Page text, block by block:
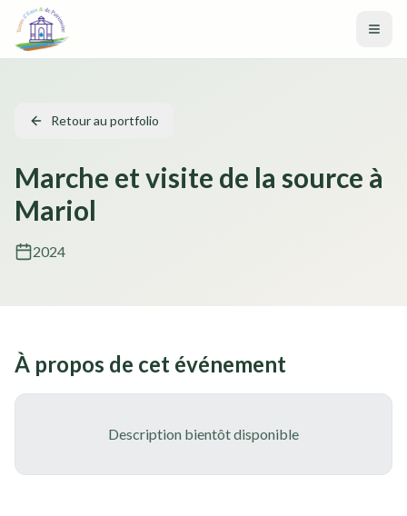
Aller au contenu principal
Retour au portfolio
Marche et visite de la source à
Mariol
2024
À propos de cet événement
Description bientôt disponible